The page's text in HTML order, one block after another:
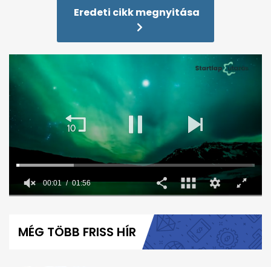
Eredeti cikk megnyitása
minute,
MÉG TÖBB FRISS HÍR